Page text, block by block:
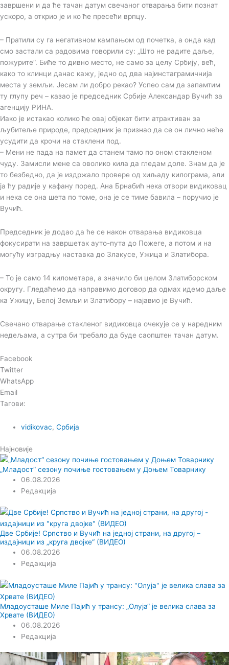
завршени и да ће тачан датум свечаног отварања бити познат
ускоро, а открио је и ко ће пресећи врпцу.
– Пратили су га негативном кампањом од почетка, а онда кад
смо застали са радовима говорили су: „Што не радите даље,
пожурите“. Биће то дивно место, не само за целу Србију, већ,
како то клинци данас кажу, једно од два најинстаграмичнија
места у земљи. Јесам ли добро рекао? Успео сам да запамтим
ту глупу реч – казао је председник Србије Александар Вучић за
агенцију РИНА.
Иако је истакао колико ће овај објекат бити атрактиван за
љубитеље природе, председник је признао да се он лично неће
усудити да крочи на стаклени под.
– Мени не пада на памет да станем тамо по оном стакленом
чуду. Замисли мене са оволико кила да гледам доле. Знам да је
то безбедно, да је издржало провере од хиљаду килограма, али
ја ћу радије у кафану поред. Ана Брнабић нека отвори видиковац
и нека се она шета по томе, она је се тиме бавила – поручио је
Вучић.
Председник је додао да ће се након отварања видиковца
фокусирати на завршетак ауто-пута до Пожеге, а потом и на
могућу изградњу наставка до Злакусе, Ужица и Златибора.
– То је само 14 километара, а значило би целом Златиборском
округу. Гледаћемо да направимо договор да одмах идемо даље
ка Ужицу, Белој Земљи и Златибору – најавио је Вучић.
Свечано отварање стакленог видиковца очекује се у наредним
недељама, а сутра би требало да буде саопштен тачан датум.
Facebook
Twitter
WhatsApp
Email
Тагови:
vidikovac,Србија
Најновије
„Младост“ сезону почиње гостовањем у Доњем Товарнику
06.08.2026
Редакција
Две Србије! Српство и Вучић на једној страни, на другој –
издајници из „круга двојке“ (ВИДЕО)
06.08.2026
Редакција
Младоусташе Миле Пајић у трансу: „Олуја“ је велика слава за
Хрвате (ВИДЕО)
06.08.2026
Редакција